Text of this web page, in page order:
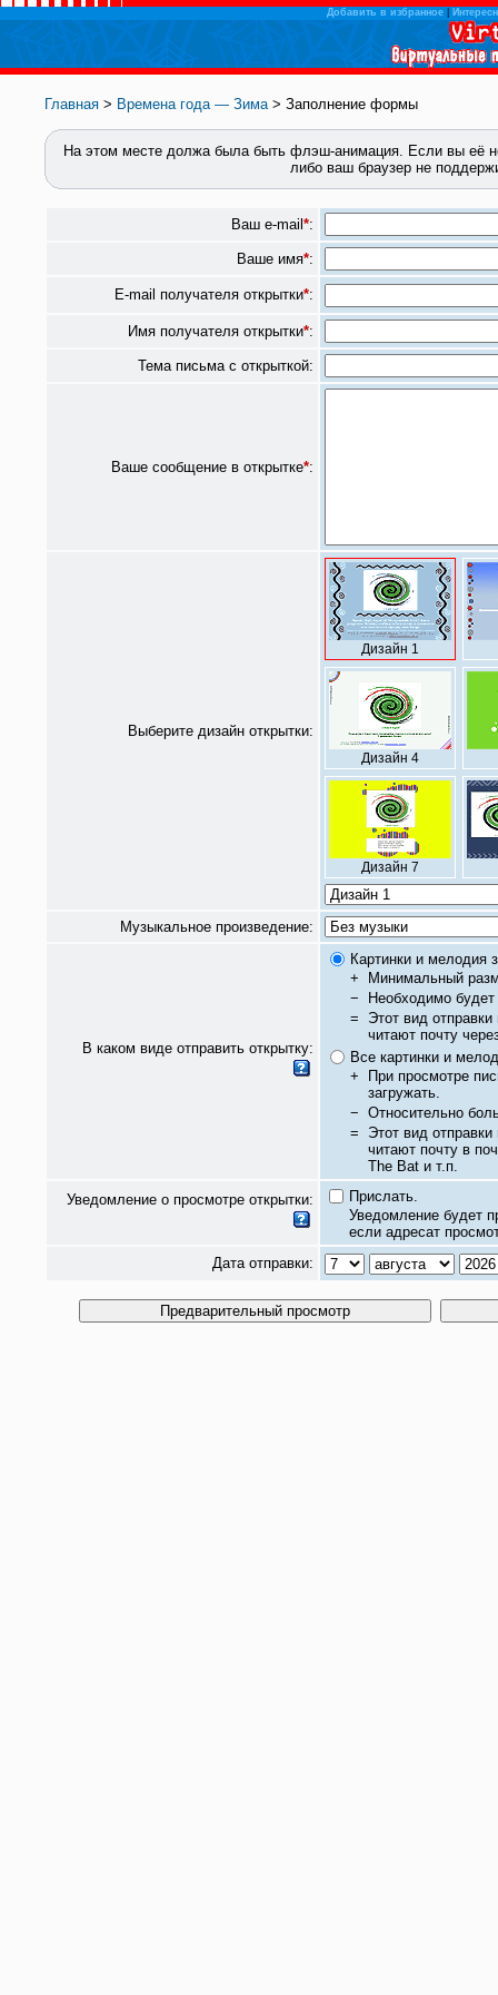
Добавить в избранное|
Главная > Времена года — Зима> Заполнение формы
На этом месте должа была быть флэш-анимация. Если вы её
либо ваш браузер не
Ваш e-mail *:
Ваше имя*:
E-mail получателя открытки*:
Имя получателя открытки*:
Тема письма с открыткой:
Ваше сообщение в открытке*:
Выберите дизайн открытки:
Дизайн 1
Дизайн 4
Дизайн 7
Музыкальное произведение:
В каком виде отправить открытку:
Картинки и мелодия
+
Минимальный
−
Необходимо будет
= Этот вид
читают почту
Все картинки и
+
При просмотре
загружать.
− Относительно
= Этот вид
читают почту в
The Bat и т.п.
Уведомление о просмотре открытки:
Прислать.
Уведомление будет
если адресат
Дата отправки: